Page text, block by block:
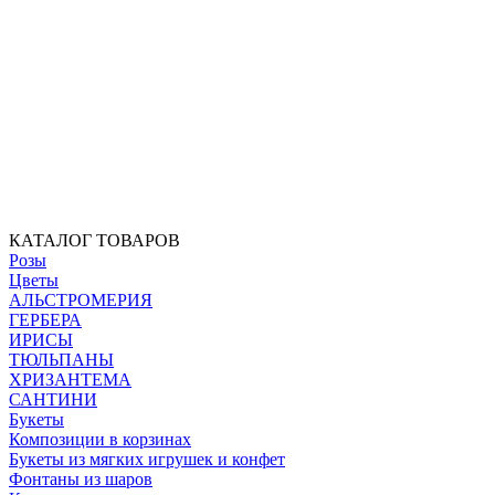
КАТАЛОГ ТОВАРОВ
Розы
Цветы
АЛЬСТРОМЕРИЯ
ГЕРБЕРА
ИРИСЫ
ТЮЛЬПАНЫ
ХРИЗАНТЕМА
САНТИНИ
Букеты
Композиции в корзинах
Букеты из мягких игрушек и конфет
Фонтаны из шаров